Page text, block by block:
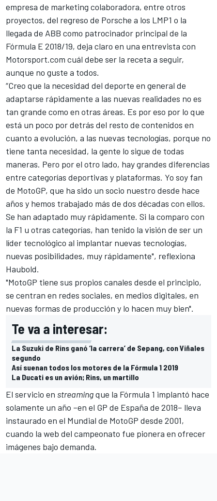
empresa de marketing colaboradora, entre otros
proyectos, del regreso de Porsche a los LMP1 o la
llegada de ABB como patrocinador principal de la
Fórmula E 2018/19, deja claro en una entrevista con
Motorsport.com cuál debe ser la receta a seguir,
aunque no guste a todos.
“Creo que la necesidad del deporte en general de
adaptarse rápidamente a las nuevas realidades no es
tan grande como en otras áreas. Es por eso por lo que
está un poco por detrás del resto de contenidos en
cuanto a evolución, a las nuevas tecnologías, porque no
tiene tanta necesidad, la gente lo sigue de todas
maneras. Pero por el otro lado, hay grandes diferencias
entre categorías deportivas y plataformas. Yo soy fan
de MotoGP, que ha sido un socio nuestro desde hace
años y hemos trabajado más de dos décadas con ellos.
Se han adaptado muy rápidamente. Si la comparo con
la F1 u otras categorías, han tenido la visión de ser un
líder tecnológico al implantar nuevas tecnologías,
nuevas posibilidades, muy rápidamente", reflexiona
Haubold.
"MotoGP tiene sus propios canales desde el principio,
se centran en redes sociales, en medios digitales, en
nuevas formas de producción y lo hacen muy bien".
Te va a interesar:
La Suzuki de Rins ganó ‘la carrera’ de Sepang, con Viñales
segundo
Así suenan todos los motores de la Fórmula 1 2019
La Ducati es un avión; Rins, un martillo
El servicio en streamingque la Fórmula 1 implantó hace
solamente un año –en el GP de España de 2018– lleva
instaurado en el Mundial de MotoGP desde 2001,
cuando la web del campeonato fue pionera en ofrecer
imágenes bajo demanda.